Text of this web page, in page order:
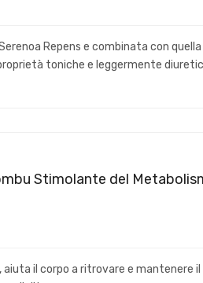
Repens e combinata con
toniche e leggermente
Stimolante del
aiuta il corpo a ritrovare e mantenere